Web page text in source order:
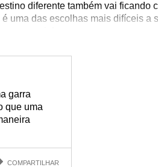
diferente também vai ficando
uma das escolhas mais difíceis a
a caminhar para um novo rumo.
garra
que uma
COMPARTILHAR